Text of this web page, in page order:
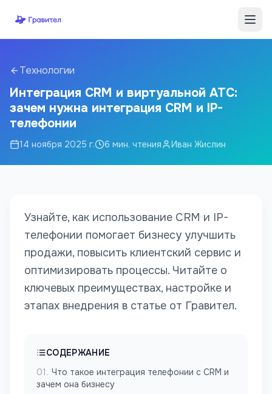
Технологии
Интеграция CRM и виртуальной АТС:
зачем нужна интеграция CRM и IP-
телефонии
14 ноября 2025 г. 6 мин. чтения Иван Жислин
Узнайте, как использование CRM и IP-
телефонии помогает бизнесу улучшить
продажи, повысить клиентский сервис и
оптимизировать процессы. Читайте о
ключевых преимуществах, настройке и
этапах внедрения в статье от Гравител.
СОДЕРЖАНИЕ
01. Что такое интеграция телефонии с CRM и
зачем она бизнесу